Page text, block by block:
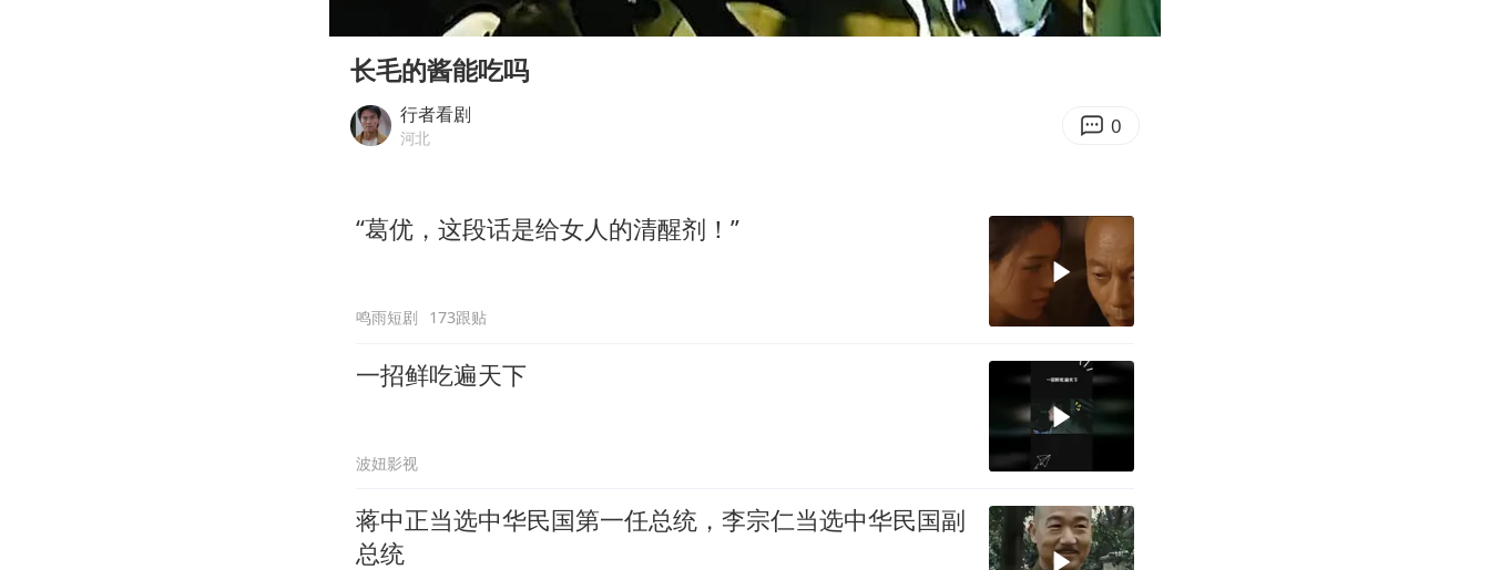
男子结婚8年3个女儿均非亲生
男子杀人后逃进深山21年活得像野人
47岁妈妈突然产女 26岁女儿：很震惊
05:48
Enter
长毛的酱能吃吗
行者看剧
河北 0
“葛优，这段话是给女人的清醒剂！”
鸣雨短剧 173跟贴
一招鲜吃遍天下
波妞影视
蒋中正当选中华民国第一任总统，李宗仁当选中华民国副
总统